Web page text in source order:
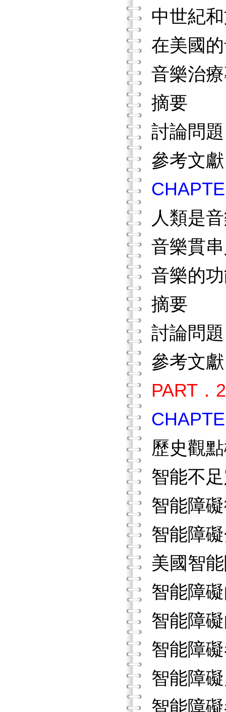
中世紀
在美國
音樂治
摘要
討論問題
參考文獻
人類是
音樂貫
音樂的
摘要
討論問題
參考文獻
PART．
歷史觀
智能不
智能障
智能障
美國智
智能障
智能障
智能障
智能障
智能障